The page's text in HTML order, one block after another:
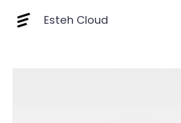
content
Esteh Cloud
quantity